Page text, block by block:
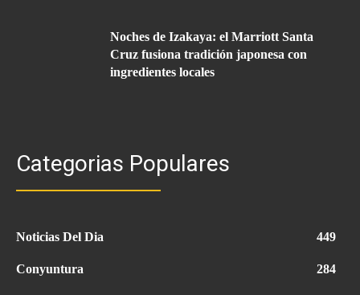
Noches de Izakaya: el Marriott Santa
Cruz fusiona tradición japonesa con
ingredientes locales
Categorias Populares
Noticias Del Dia 449
Conyuntura 284